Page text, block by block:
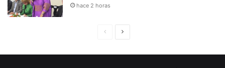
hace 2 horas